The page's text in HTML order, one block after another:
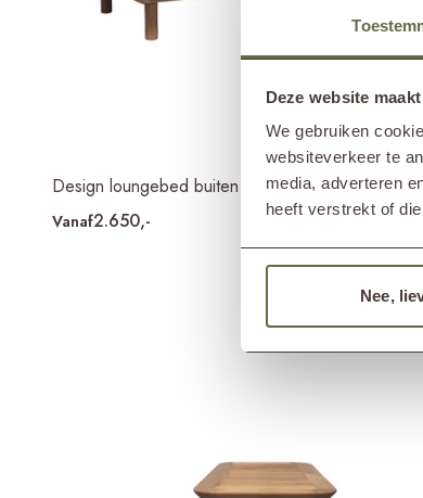
Deze website
We gebruiken
websiteverkeer te
media, adverteren
heeft verstrekt of
Nee,
Design loungebed buiten OTTO
Vanaf2.650,- +